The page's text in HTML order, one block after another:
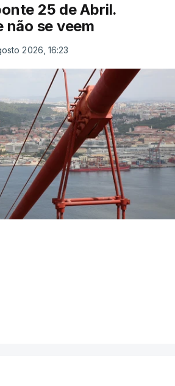
25 de Abril.
não se veem
2026, 16:23